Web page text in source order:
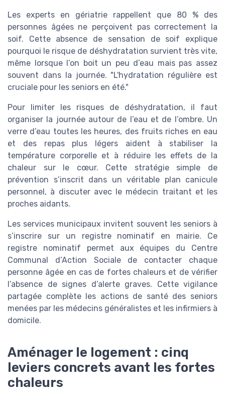
Les experts en gériatrie rappellent que 80 % des
personnes âgées ne perçoivent pas correctement la
soif. Cette absence de sensation de soif explique
pourquoi le risque de déshydratation survient très vite,
même lorsque l’on boit un peu d’eau mais pas assez
souvent dans la journée. "L'hydratation régulière est
cruciale pour les seniors en été."
Pour limiter les risques de déshydratation, il faut
organiser la journée autour de l’eau et de l’ombre. Un
verre d’eau toutes les heures, des fruits riches en eau
et des repas plus légers aident à stabiliser la
température corporelle et à réduire les effets de la
chaleur sur le cœur. Cette stratégie simple de
prévention s’inscrit dans un véritable plan canicule
personnel, à discuter avec le médecin traitant et les
proches aidants.
Les services municipaux invitent souvent les seniors à
s’inscrire sur un registre nominatif en mairie. Ce
registre nominatif permet aux équipes du Centre
Communal d’Action Sociale de contacter chaque
personne âgée en cas de fortes chaleurs et de vérifier
l’absence de signes d’alerte graves. Cette vigilance
partagée complète les actions de santé des seniors
menées par les médecins généralistes et les infirmiers à
domicile.
Aménager le logement : cinq
leviers concrets avant les fortes
chaleurs